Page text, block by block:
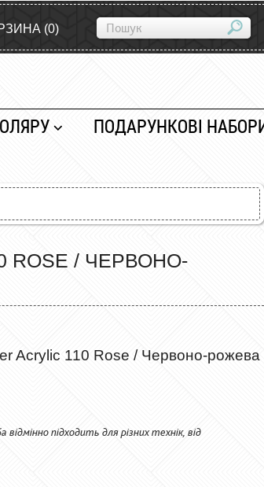
(0)
ПОДАРУНКОВІ
ROSE / ЧЕРВОНО-
Acrylic 110 Rose / Червоно-рожева
підходить для різних технік, від